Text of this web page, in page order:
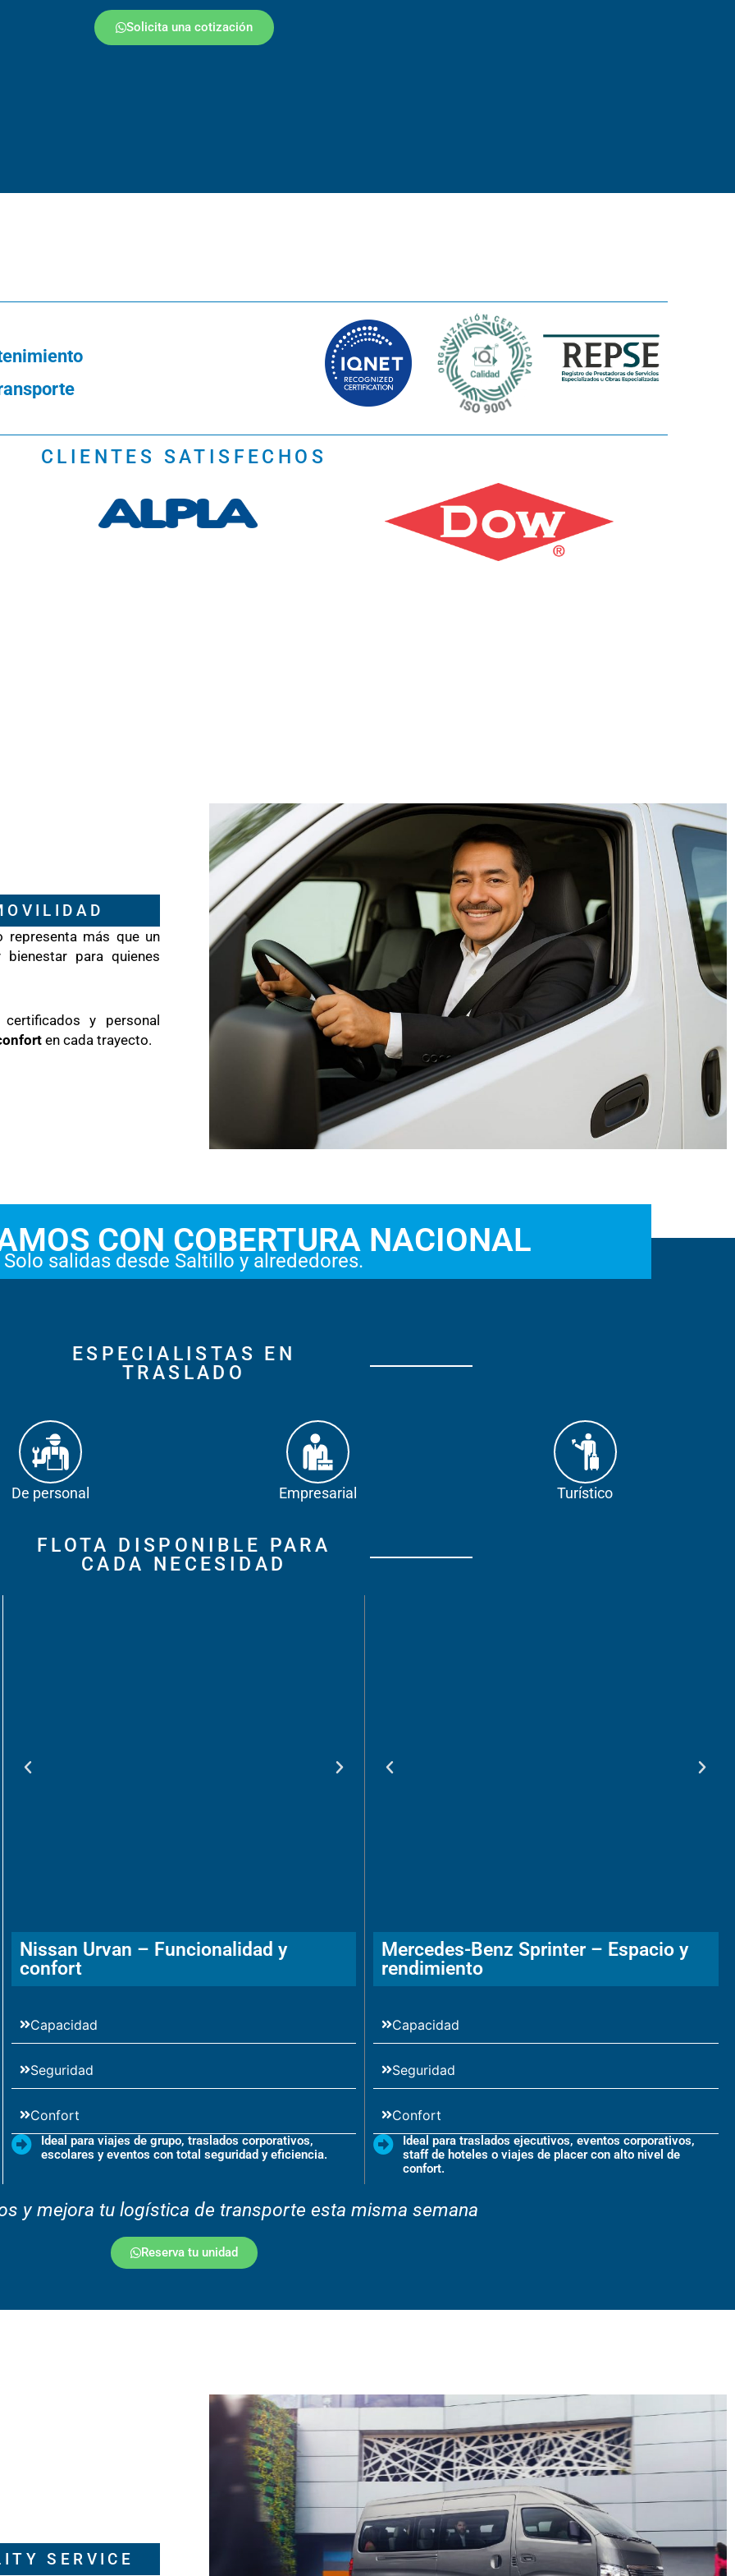
Solicita una cotización
CLIENTES SATISFECHOS
representa más que un
para quienes
y personal
en cada trayecto.
CON COBERTURA NACIONAL
Solo salidas desde Saltillo y alrededores.
ESPECIALISTAS EN
TRASLADO
De personal Empresarial Turístico
FLOTA DISPONIBLE PARA
CADA NECESIDAD
Nissan Urvan – Funcionalidad y
confort
Capacidad
Seguridad
Confort
Ideal para viajes de grupo, traslados corporativos,
escolares y eventos con total seguridad y eficiencia.
Mercedes-Benz Sprinter – Espacio y
rendimiento
Capacidad
Seguridad
Confort
Ideal para traslados ejecutivos, eventos corporativos,
staff de hoteles o viajes de placer con alto nivel de
confort.
y mejora tu logística de transporte esta misma semana
Reserva tu unidad
SERVICE